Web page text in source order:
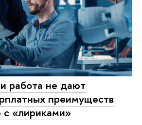
работа не дают
преимуществ
с «лириками»